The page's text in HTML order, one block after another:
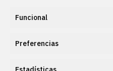
Funcional
Preferencias
40 años de
gracias a la
innovación en